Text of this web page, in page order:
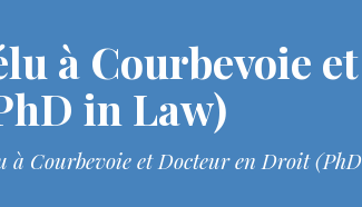
à Courbevoie
in Law)
à Courbevoie et Docteur en Droit